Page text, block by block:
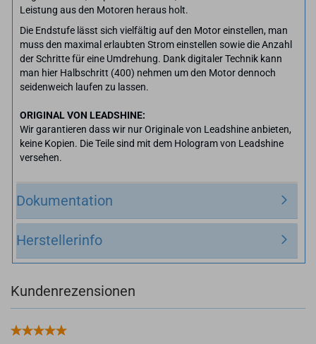
Leistung aus den Motoren heraus holt.
Die Endstufe lässt sich vielfältig auf den Motor einstellen, man
muss den maximal erlaubten Strom einstellen sowie die Anzahl
der Schritte für eine Umdrehung. Dank digitaler Technik kann
man hier Halbschritt (400) nehmen um den Motor dennoch
seidenweich laufen zu lassen.
ORIGINAL VON LEADSHINE:
Wir garantieren dass wir nur Originale von Leadshine anbieten,
keine Kopien. Die Teile sind mit dem Hologram von Leadshine
versehen.
Dokumentation
Herstellerinfo
Kundenrezensionen